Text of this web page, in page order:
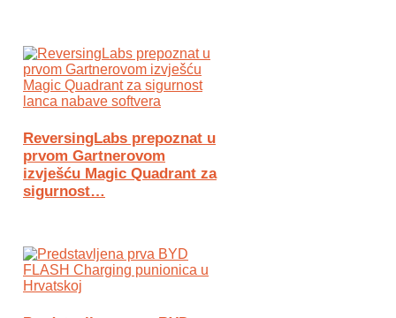
ReversingLabs prepoznat u
prvom Gartnerovom
izvješću Magic Quadrant za
sigurnost…